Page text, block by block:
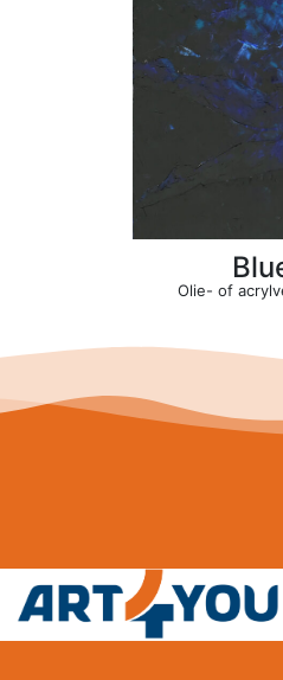
Olie- of